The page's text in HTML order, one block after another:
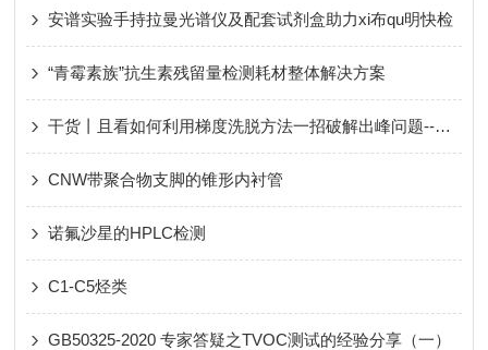
安谱实验手持拉曼光谱仪及配套试剂盒助力xi布qu明快检
“青霉素族”抗生素残留量检测耗材整体解决方案
干货丨且看如何利用梯度洗脱方法一招破解出峰问题--原理篇
CNW带聚合物支脚的锥形内衬管
诺氟沙星的HPLC检测
C1-C5烃类
GB50325-2020 专家答疑之TVOC测试的经验分享（一）